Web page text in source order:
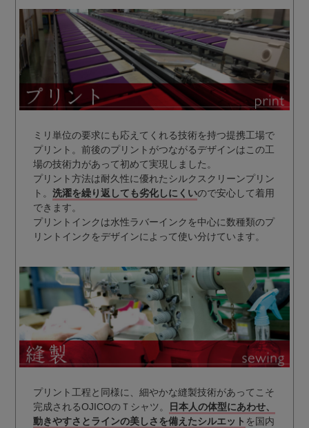
ミリ単位の要求にも応えてくれる技術を持つ提携工場で
プリント。前後のプリントがつながるデザインはこの工
場の技術力があって初めて実現しました。
プリント方法は耐久性に優れたシルクスクリーンプリン
ト。 洗濯を繰り返しても劣化しにくいので安心して着用
できます。
プリントインクは水性ラバーインクを中心に数種類のプ
リントインクをデザインによって使い分けています。
プリント工程と同様に、細やかな縫製技術があってこそ
完成されるOJICOのＴシャツ。
日本人の体型にあわせ、
動きやすさとラインの美しさを備えたシルエット を国内